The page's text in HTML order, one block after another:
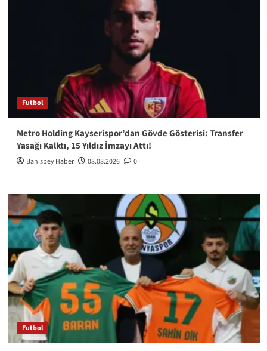
Futbol
Metro Holding Kayserispor’dan Gövde Gösterisi: Transfer
Yasağı Kalktı, 15 Yıldız İmzayı Attı!
Bahisbey Haber 08.08.2026 0
Futbol